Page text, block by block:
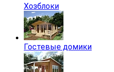
Хозблоки
Гостевые домики